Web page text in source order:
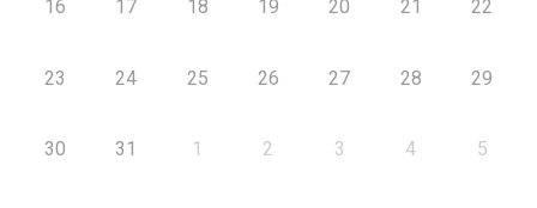
16 17 18 19 20 21 22
23 24 25 26 27 28 29
30 31 1 2 3 4 5